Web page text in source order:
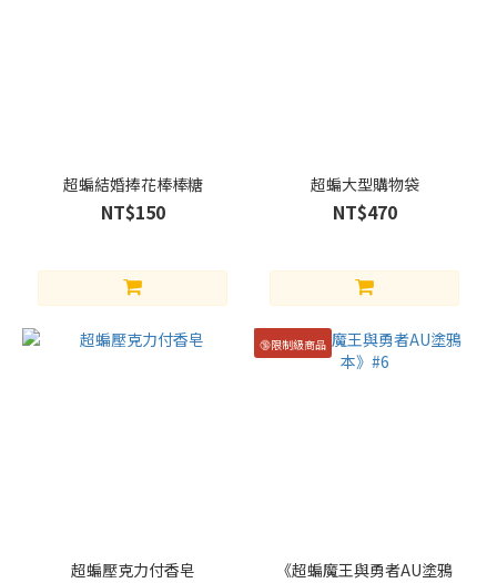
超蝙結婚捧花棒棒糖
NT$150
超蝙大型購物袋
NT$470
超蝙壓克力付香皂
🔞限制級商品
《超蝙魔王與勇者AU塗鴉